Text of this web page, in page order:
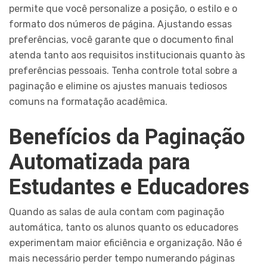
permite que você personalize a posição, o estilo e o
formato dos números de página. Ajustando essas
preferências, você garante que o documento final
atenda tanto aos requisitos institucionais quanto às
preferências pessoais. Tenha controle total sobre a
paginação e elimine os ajustes manuais tediosos
comuns na formatação acadêmica.
Benefícios da Paginação
Automatizada para
Estudantes e Educadores
Quando as salas de aula contam com paginação
automática, tanto os alunos quanto os educadores
experimentam maior eficiência e organização. Não é
mais necessário perder tempo numerando páginas